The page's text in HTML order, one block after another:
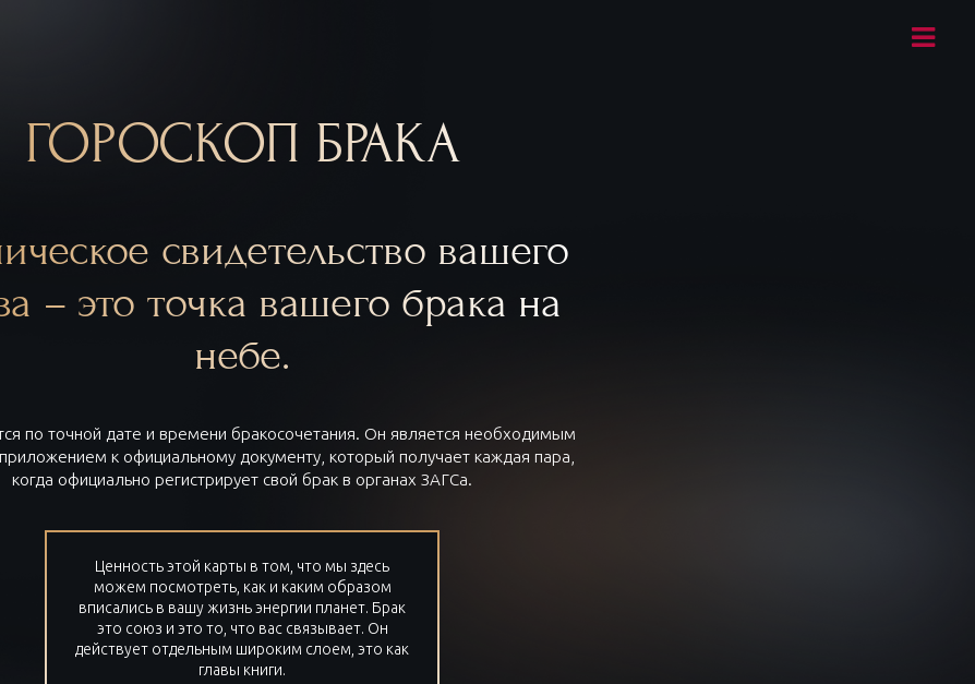
ГОРОСКОП БРАКА
свидетельство вашего
– это точка вашего брака на
небе.
по точной дате и времени бракосочетания. Он является необходимым
к официальному документу, который получает каждая пара,
когда официально регистрирует свой брак в органах ЗАГСа.
Ценность этой карты в том, что мы здесь
можем посмотреть, как и каким образом
вписались в вашу жизнь энергии планет. Брак
это союз и это то, что вас связывает. Он
действует отдельным широким слоем, это как
главы книги.